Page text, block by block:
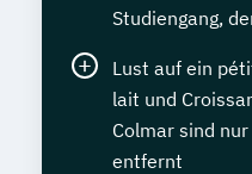
Studiengang,
Lust auf ein
lait und
Colmar sind
entfernt